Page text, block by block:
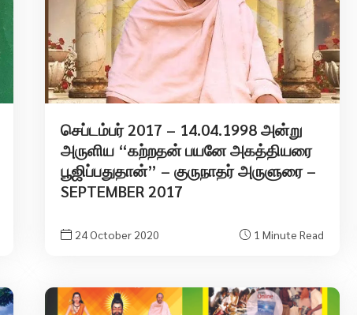
செப்டம்பர் 2017 – 14.04.1998 அன்று
அருளிய “கற்றதன் பயனே அகத்தியரை
பூஜிப்பதுதான்” – குருநாதர் அருளுரை –
SEPTEMBER 2017
24 October 2020 1 Minute Read